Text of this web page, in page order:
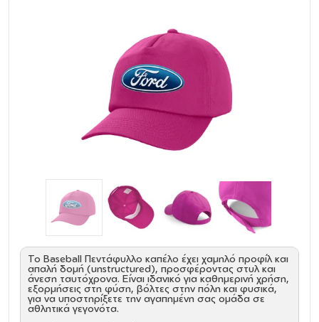
Το Baseball Πεντάφυλλο καπέλο έχει χαμηλό προφίλ και
απαλή δομή (unstructured), προσφέροντας στυλ και
άνεση ταυτόχρονα. Είναι ιδανικό για καθημερινή χρήση,
εξορμήσεις στη φύση, βόλτες στην πόλη και φυσικά,
για να υποστηρίξετε την αγαπημένη σας ομάδα σε
αθλητικά γεγονότα.